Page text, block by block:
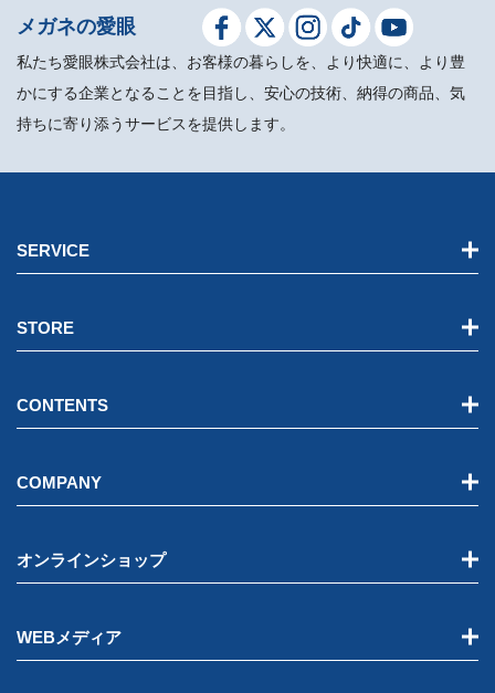
メガネの愛眼
私たち愛眼株式会社は、お客様の暮らしを、より快適に、より豊
かにする企業となることを目指し、安心の技術、納得の商品、気
持ちに寄り添うサービスを提供します。
SERVICE
STORE
CONTENTS
COMPANY
オンラインショップ
WEBメディア